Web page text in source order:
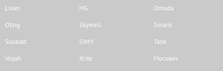
Livan
MG
Omoda
Oting
Skywell
Solaris
Soueast
SWM
Tank
Voyah
Xcite Москвич